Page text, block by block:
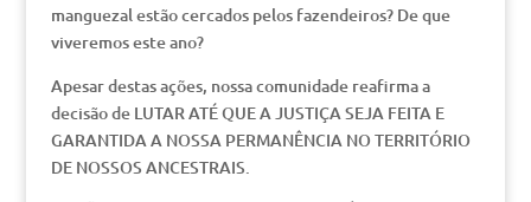
manguezal estão cercados pelos fazendeiros? De que
viveremos este ano?
Apesar destas ações, nossa comunidade reafirma a
decisão de LUTAR ATÉ QUE A JUSTIÇA SEJA FEITA E
GARANTIDA A NOSSA PERMANÊNCIA NO TERRITÓRIO
DE NOSSOS ANCESTRAIS.